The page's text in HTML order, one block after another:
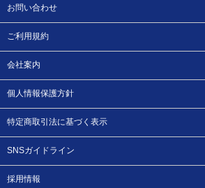
お問い合わせ
ご利用規約
会社案内
個人情報保護方針
特定商取引法に基づく表示
SNSガイドライン
採用情報